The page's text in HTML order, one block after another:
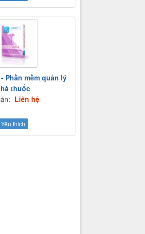
- Phần mềm quản lý
thuốc
Liên hệ
Yêu thích